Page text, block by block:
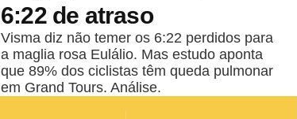
6:22 de atraso
Visma diz não temer os 6:22 perdidos para
a maglia rosa Eulálio. Mas estudo aponta
que 89% dos ciclistas têm queda pulmonar
em Grand Tours. Análise.